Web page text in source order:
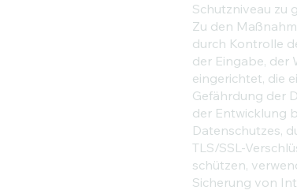
Schutzniveau zu
Zu den
durch Kontrolle
der Eingabe, der
eingerichtet, die
Gefährdung der
der Entwicklung
Datenschutzes,
TLS/SSL-
schützen,
Sicherung von